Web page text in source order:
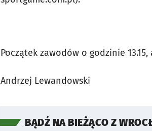
Początek zawodów o godzinie
Andrzej Lewandowski
BĄDŹ NA BIEŻĄCO Z